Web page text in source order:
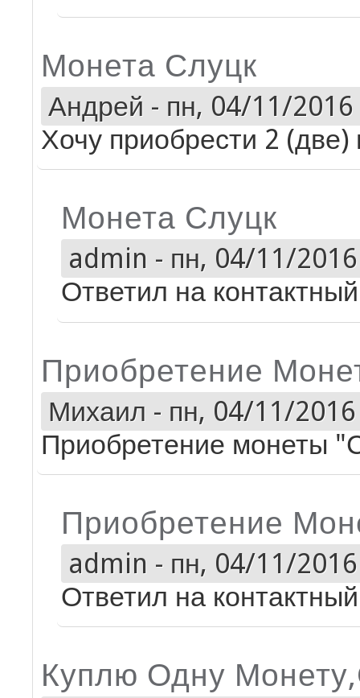
Монета Слуцк
Андрей - пн, 04/11/2016
Хочу приобрести 2
Монета Слуцк
admin - пн, 04/11/
Ответил на
Приобретение
Михаил - пн, 04/11/
Приобретение монеты
Приобретение
admin - пн, 04/11/
Ответил на
Куплю Одну